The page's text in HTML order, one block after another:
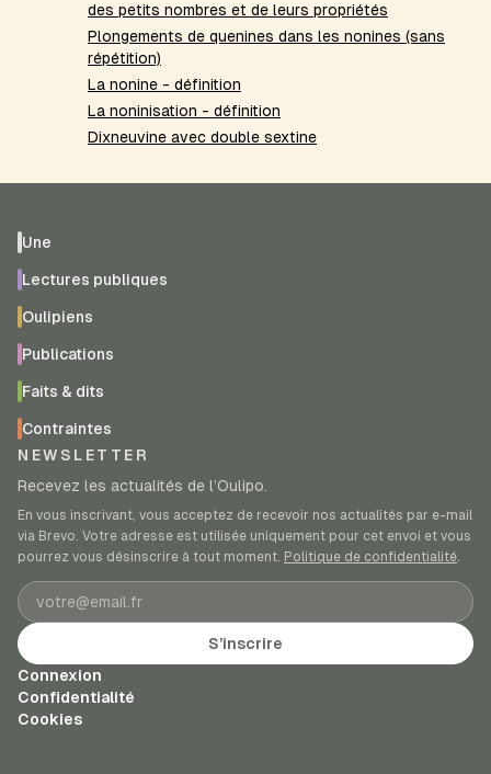
des petits nombres et de leurs propriétés
Plongements de quenines dans les nonines (sans
répétition)
La nonine - définition
La noninisation - définition
Dixneuvine avec double sextine
Une
Lectures publiques
Oulipiens
Publications
Faits & dits
Contraintes
NEWSLETTER
Recevez les actualités de l’Oulipo.
En vous inscrivant, vous acceptez de recevoir nos actualités par e-mail
via Brevo. Votre adresse est utilisée uniquement pour cet envoi et vous
pourrez vous désinscrire à tout moment. Politique de confidentialité.
Adresse e-mail
S’inscrire
Connexion
Confidentialité
Cookies